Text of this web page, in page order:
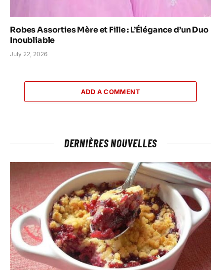
Robes Assorties Mère et Fille : L’Élégance d’un Duo
Inoubliable
July 22, 2026
ADD A COMMENT
DERNIÈRES NOUVELLES